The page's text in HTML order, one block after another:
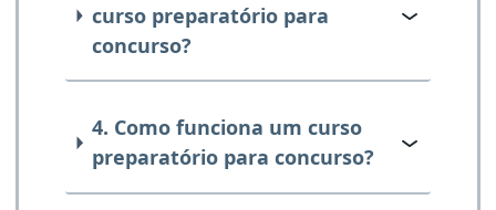
curso preparatório para
concurso?
4. Como funciona um curso
preparatório para concurso?